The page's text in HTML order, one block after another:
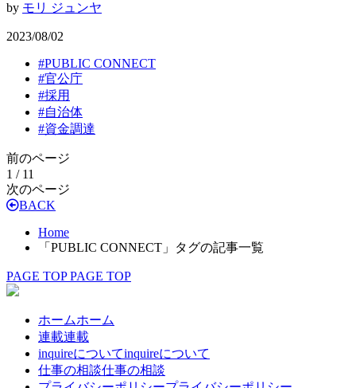
by モリ ジュンヤ
2023/08/02
#PUBLIC CONNECT
#官公庁
#採用
#自治体
#資金調達
前のページ
1 / 11
次のページ
BACK
Home
「PUBLIC CONNECT」タグの記事一覧
PAGE TOP PAGE TOP
ホームホーム
連載連載
inquireについてinquireについて
仕事の相談仕事の相談